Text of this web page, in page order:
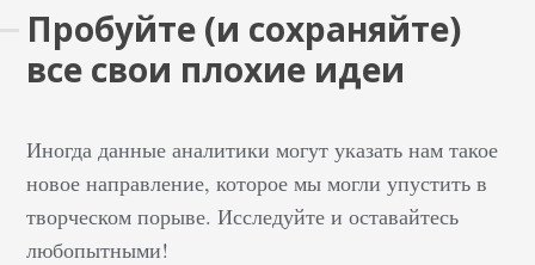
Пробуйте (и сохраняйте)
все свои плохие идеи
Иногда данные аналитики могут указать нам такое
новое направление, которое мы могли упустить в
творческом порыве. Исследуйте и оставайтесь
любопытными!